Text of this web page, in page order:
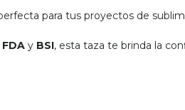
para tus proyectos de
FDA y BSI, esta taza te brinda la